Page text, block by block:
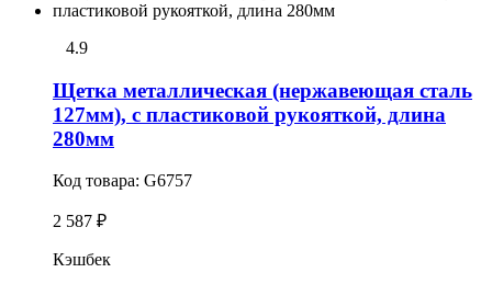
4.9
Щетка металлическая (нержавеющая сталь
127мм), с пластиковой рукояткой, длина
280мм
Код товара: G6757
2 587 ₽
Кэшбек